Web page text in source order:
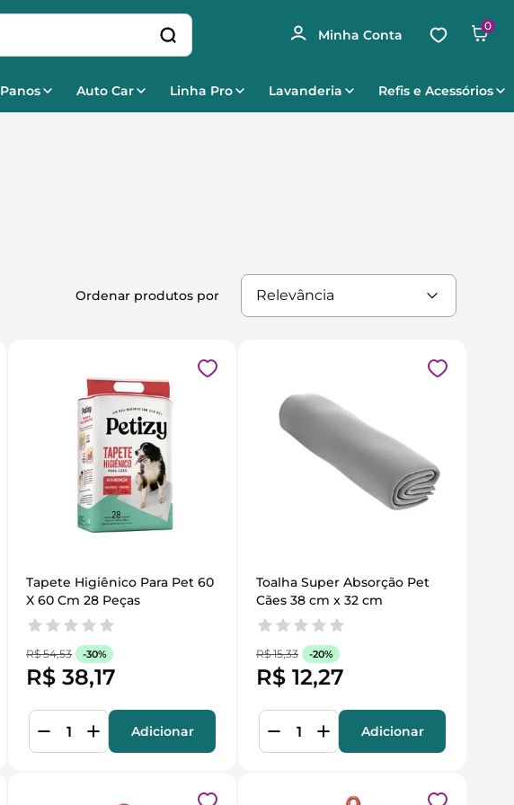
0
Panos Auto Car Linha Pro Lavanderia Refis e Acessórios
Relevância
Tapete Higiênico Para Pet 60
X 60 Cm 28 Peças
R$ 54,53 -30%
R$ 38,17
Adicionar
Toalha Super Absorção Pet
Cães 38 cm x 32 cm
R$ 15,33 -20%
R$ 12,27
Adicionar